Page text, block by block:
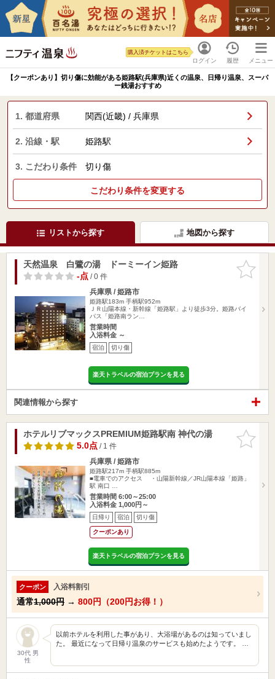
ログイン
購入済チケットはこちら
履歴 メニュー
【クーポンあり】切り傷に効能がある姫路駅(兵庫県)近くの温泉、日帰り温泉、スーパ
ー銭湯おすすめ
1. 都道府県 関西(近畿) / 兵庫県
2. 沿線・駅 姫路駅
3. こだわり条件 切り傷
こだわり条件を変更する
リストから探す 地図から探す
お気に入
りに追加
天然温泉 白鷺の湯 ドーミーイン姫路
-点/ 0 件
兵庫県 / 姫路市
姫路駅183m 手柄駅952m
ＪＲ山陽本線・新幹線「姫路駅」より徒歩3分。姫路バイ
パス「姫路南ラン…
営業時間
入浴料金 ～
宿泊 切り傷
楽天トラベルの宿泊プランを見る
関連情報から探す
お気に入
りに追加
ホテルリブマックスPREMIUM姫路駅南 神代の湯
5.0点/ 1 件
兵庫県 / 姫路市
姫路駅217m 手柄駅885m
■電車でのアクセス ・山陽新幹線／JR山陽本線「姫路」
駅 南口 …
営業時間 6:00～25:00
入浴料金 1,000円～
日帰り 宿泊 切り傷
クーポンあり
楽天トラベルの宿泊プランを見る
クーポン 入浴料割引
通常1,000円 → 800円（200円お得！）
30代 男
性
以前ホテルを利用した事があり、大浴場があるのは知っていまし
た。 最近になって日帰り温泉のサービスも始めたようです。 …